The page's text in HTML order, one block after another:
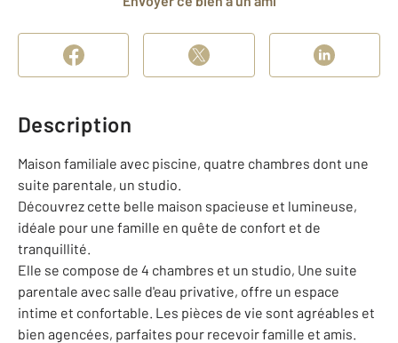
Description
Maison familiale avec piscine, quatre chambres dont une
suite parentale, un studio.
Découvrez cette belle maison spacieuse et lumineuse,
idéale pour une famille en quête de confort et de
tranquillité.
Elle se compose de 4 chambres et un studio, Une suite
parentale avec salle d'eau privative, offre un espace
intime et confortable. Les pièces de vie sont agréables et
bien agencées, parfaites pour recevoir famille et amis.